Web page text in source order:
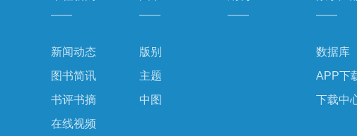
新闻动态
图书简讯
书评书摘
在线视频
版别
主题
中图
数据库
APP下
下载中